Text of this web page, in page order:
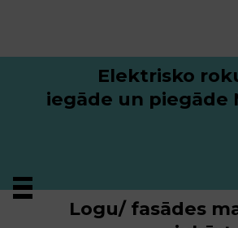
Elektrisko
iegāde un piegāde
Logu/ fasādes